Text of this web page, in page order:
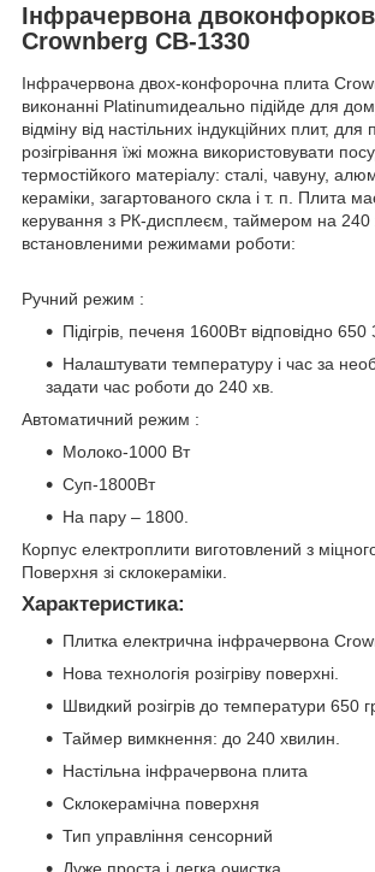
Інфрачервона
Crownberg CB-1330
Інфрачервона двох-конфорочна плита
виконанні Platinumидеально підійде для
відміну від настільних індукційних плит, для
розігрівання їжі можна використовувати
термостійкого матеріалу: сталі, чавуну,
кераміки, загартованого скла і т. п. Плита
керування з РК-дисплеєм, таймером на 240
встановленими режимами роботи:
Ручний режим :
Підігрів, печеня 1600Вт відповідно 650
Налаштувати температуру і час за
задати час роботи до 240 хв.
Автоматичний режим :
Молоко-1000 Вт
Суп-1800Вт
На пару – 1800.
Корпус електроплити виготовлений з
Поверхня зі склокераміки.
Характеристика:
Плитка електрична інфрачервона
Нова технологія розігріву поверхні.
Швидкий розігрів до температури 650
Таймер вимкнення: до 240 хвилин.
Настільна інфрачервона плита
Склокерамічна поверхня
Тип управління сенсорний